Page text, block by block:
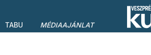
TABU MÉDIAAJÁNLAT